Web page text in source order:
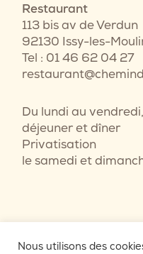
Restaurant
113 bis av de Verdun
92130 Issy-les-
Tel : 01 46 62 04 27
Du lundi au vendredi,
déjeuner et dîner
Privatisation
le samedi et
Nous utilisons des